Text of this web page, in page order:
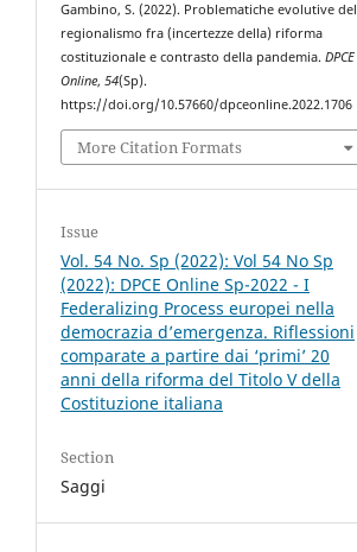
Gambino, S. (2022). Problematiche evolutive del
regionalismo fra (incertezze della) riforma
costituzionale e contrasto della pandemia.DPCE
Online,54(Sp).
https://doi.org/10.57660/dpceonline.2022.1706
More Citation Formats
Issue
Vol. 54 No. Sp (2022): Vol 54 No Sp
(2022): DPCE Online Sp-2022 - I
Federalizing Process europei nella
democrazia d’emergenza. Riflessioni
comparate a partire dai ‘primi’ 20
anni della riforma del Titolo V della
Costituzione italiana
Section
Saggi